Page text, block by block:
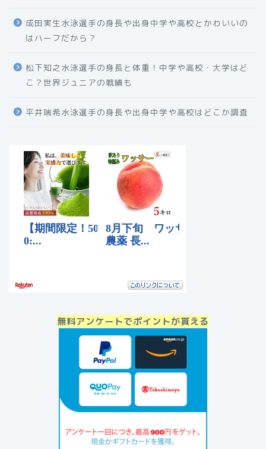
成田実生水泳選手の身長や出身中学や高校とかわいいの
はハーフだから？
松下知之水泳選手の身長と体重！中学や高校・大学はど
こ？世界ジュニアの戦績も
平井瑞希水泳選手の身長や出身中学や高校はどこか調査
無料アンケートでポイントが貰える